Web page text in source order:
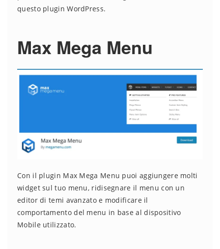
questo plugin WordPress.
Max Mega Menu
Con il plugin Max Mega Menu puoi aggiungere molti
widget sul tuo menu, ridisegnare il menu con un
editor di temi avanzato e modificare il
comportamento del menu in base al dispositivo
Mobile utilizzato.